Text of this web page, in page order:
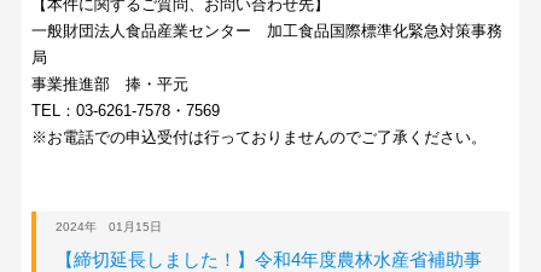
【本件に関するご質問、お問い合わせ先】
一般財団法人食品産業センター 加工食品国際標準化緊急対策事務
局
事業推進部 捧・平元
TEL：03-6261-7578・7569
※お電話での申込受付は行っておりませんのでご了承ください。
2024年 01月15日
【締切延長しました！】令和4年度農林水産省補助事